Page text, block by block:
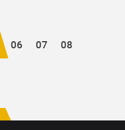
06 07 08